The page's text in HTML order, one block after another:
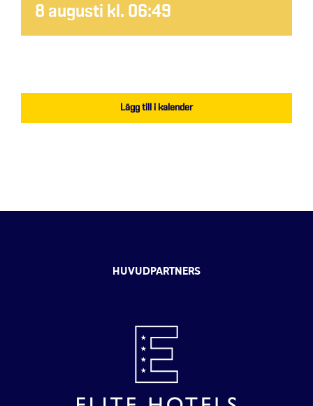
8 augusti kl. 06:49
Lägg till i kalender
HUVUDPARTNERS